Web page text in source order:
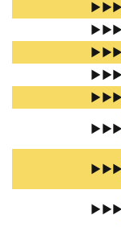
►►►
►►►
►►►
►►►
►►►
►►►
►►►
►►►